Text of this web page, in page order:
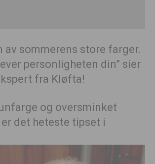
av sommerens store farger.
personligheten din” sier
fra Kløfta!
og oversminket
det heteste tipset i